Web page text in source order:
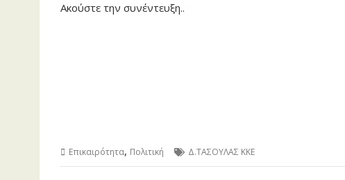
Ακούστε την συνέντευξη..
Επικαιρότητα, Πολιτική Δ.ΤΑΣΟΥΛΑΣ ΚΚΕ